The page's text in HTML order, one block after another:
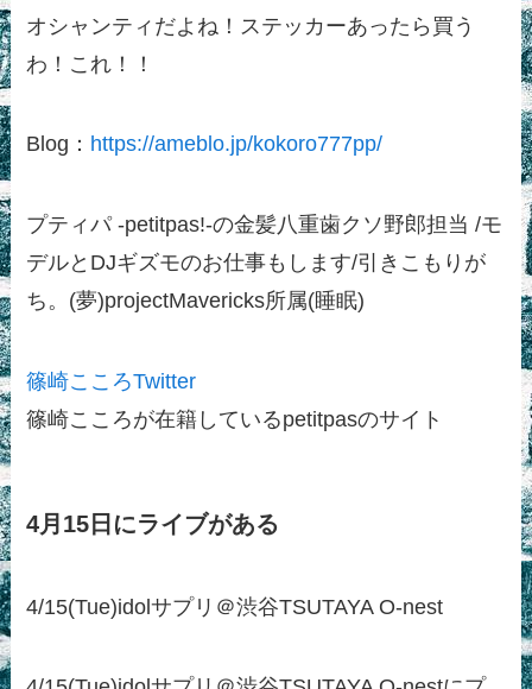
オシャンティだよね！ステッカーあったら買う
わ！これ！！
Blog： https://ameblo.jp/kokoro777pp/
プティパ -petitpas!-の金髪八重歯クソ野郎担当 /モ
デルとDJギズモのお仕事もします/引きこもりが
ち。(夢)projectMavericks所属(睡眠)
篠崎こころTwitter
篠崎こころが在籍しているpetitpasのサイト
4月15日にライブがある
4/15(Tue)idolサプリ＠渋谷TSUTAYA O-nest